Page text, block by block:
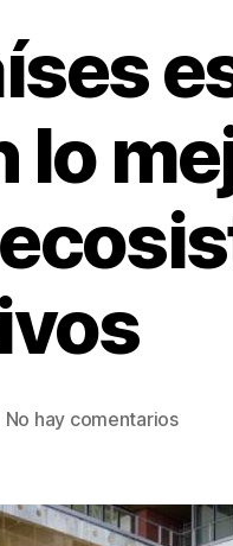
lo
No hay comentariosen
13
países